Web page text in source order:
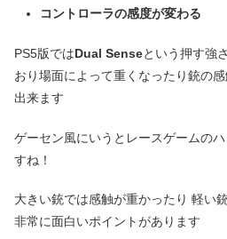
コントローラの感度が変わる
PS5版ではDual Senseという押す強
おり場面によって重くなったり銃の
出来ます
ゲーセン風にいうとレースゲームの
すね！
大きい銃では感触が重かったり 軽い
非常に面白いポイントがあります